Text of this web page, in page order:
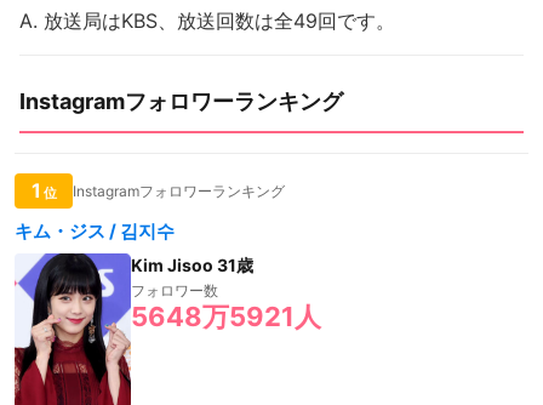
A. 放送局はKBS、放送回数は全49回です。
Instagramフォロワーランキング
1 位 Instagramフォロワーランキング
キム・ジス / 김지수
Kim Jisoo 31歳
フォロワー数
5648万5921人